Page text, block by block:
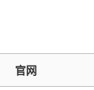
官网